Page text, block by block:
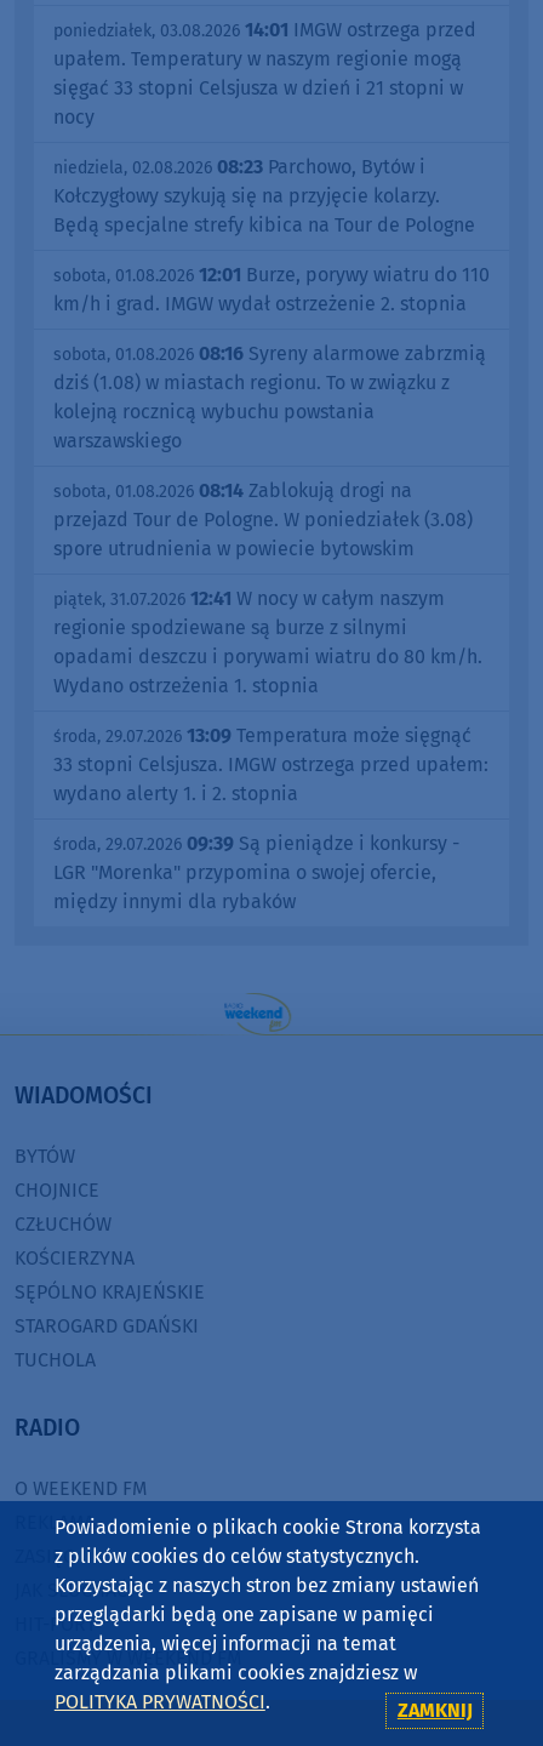
poniedziałek, 03.08.2026 14:01 IMGW ostrzega przed
upałem. Temperatury w naszym regionie mogą
sięgać 33 stopni Celsjusza w dzień i 21 stopni w
nocy
niedziela, 02.08.2026 08:23 Parchowo, Bytów i
Kołczygłowy szykują się na przyjęcie kolarzy.
Będą specjalne strefy kibica na Tour de Pologne
sobota, 01.08.2026 12:01 Burze, porywy wiatru do 110
km/h i grad. IMGW wydał ostrzeżenie 2. stopnia
sobota, 01.08.2026 08:16 Syreny alarmowe zabrzmią
dziś (1.08) w miastach regionu. To w związku z
kolejną rocznicą wybuchu powstania
warszawskiego
sobota, 01.08.2026 08:14 Zablokują drogi na
przejazd Tour de Pologne. W poniedziałek (3.08)
spore utrudnienia w powiecie bytowskim
piątek, 31.07.2026 12:41 W nocy w całym naszym
regionie spodziewane są burze z silnymi
opadami deszczu i porywami wiatru do 80 km/h.
Wydano ostrzeżenia 1. stopnia
środa, 29.07.2026 13:09 Temperatura może sięgnąć
33 stopni Celsjusza. IMGW ostrzega przed upałem:
wydano alerty 1. i 2. stopnia
środa, 29.07.2026 09:39 Są pieniądze i konkursy -
LGR "Morenka" przypomina o swojej ofercie,
między innymi dla rybaków
WIADOMOŚCI
BYTÓW
CHOJNICE
CZŁUCHÓW
KOŚCIERZYNA
SĘPÓLNO KRAJEŃSKIE
STAROGARD GDAŃSKI
TUCHOLA
RADIO
O WEEKEND FM
REKLAMA
ZASIĘG
JAK SŁUCHAĆ?
HIT-PORT
GRALIŚMY W WEEKEND FM
Powiadomienie o plikach cookie Strona korzysta
z plików cookies do celów statystycznych.
Korzystając z naszych stron bez zmiany ustawień
przeglądarki będą one zapisane w pamięci
urządzenia, więcej informacji na temat
zarządzania plikami cookies znajdziesz w
POLITYKA PRYWATNOŚCI. ZAMKNIJ